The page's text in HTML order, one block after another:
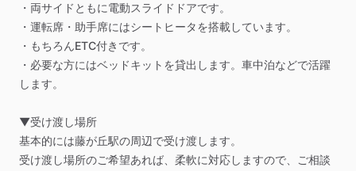
・両サイドともに電動スライドドアです。
・運転席・助手席にはシートヒータを搭載しています。
・もちろんETC付きです。
・必要な方にはベッドキットを貸出します。車中泊などで活躍
します。
▼受け渡し場所
基本的には藤が丘駅の周辺で受け渡します。
受け渡し場所のご希望あれば、柔軟に対応しますので、ご相談